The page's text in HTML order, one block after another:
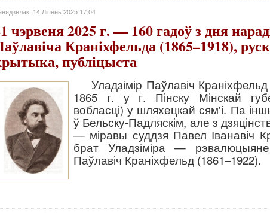
14 Ліпень 2025 17:04
чэрвеня 2025 г. — 160 гадоў з дня
Краніхфельда (1865–1918),
публіцыста
Уладзімір Паўлавіч
1865 г. у г. Пінску Мінскай
вобласці) у шляхецкай сям'і. Па
ў Бельску-Падляскім, але з
— міравы суддзя Павел Іванавіч
брат Уладзіміра —
Паўлавіч Краніхфельд (1861–1922).